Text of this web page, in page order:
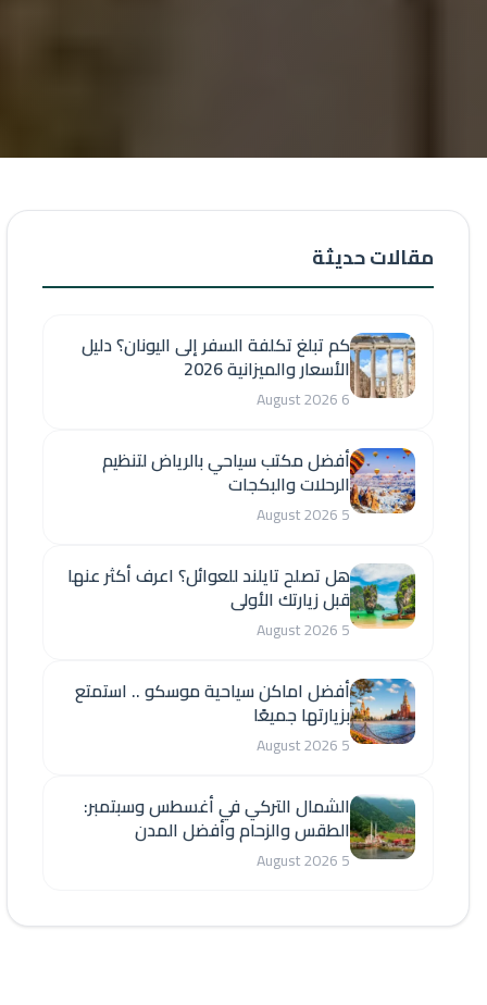
مقالات حديثة
كم تبلغ تكلفة السفر إلى اليونان؟ دليل
الأسعار والميزانية 2026
6 August 2026
أفضل مكتب سياحي بالرياض لتنظيم
الرحلات والبكجات
5 August 2026
هل تصلح تايلند للعوائل؟ اعرف أكثر عنها
قبل زيارتك الأولى
5 August 2026
أفضل اماكن سياحية موسكو .. استمتع
بزيارتها جميعًا
5 August 2026
الشمال التركي في أغسطس وسبتمبر:
الطقس والزحام وأفضل المدن
5 August 2026